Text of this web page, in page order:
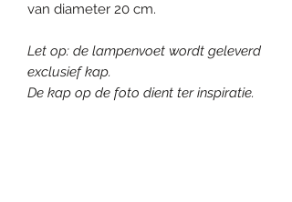
van diameter 20 cm.
Let op: de lampenvoet wordt geleverd
exclusief kap.
De kap op de foto dient ter inspiratie.